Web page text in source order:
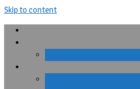
Skip to content